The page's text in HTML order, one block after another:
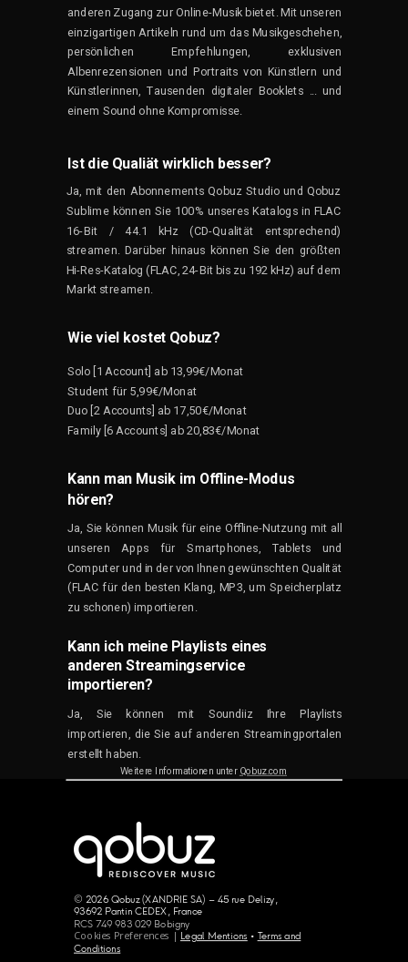
© 2026 Qobuz (XANDRIE SA) – 45 rue Delizy,
93692 Pantin CEDEX, France
RCS 749 983 029 Bobigny
Cookies Preferences | Legal Mentions •
Terms and
Conditions
anderen Zugang zur Online-Musik bietet. Mit unseren
einzigartigen Artikeln rund um das Musikgeschehen,
persönlichen Empfehlungen, exklusiven
Albenrezensionen und Portraits von Künstlern und
Künstlerinnen, Tausenden digitaler Booklets ... und
einem Sound ohne Kompromisse.
Ist die Qualiät wirklich besser?
Kann man Musik im Offline-Modus
hören?
Ja, mit den Abonnements Qobuz Studio und Qobuz
Sublime können Sie 100% unseres Katalogs in FLAC
16-Bit / 44.1 kHz (CD-Qualität entsprechend)
streamen. Darüber hinaus können Sie den größten
Hi-Res-Katalog (FLAC, 24-Bit bis zu 192 kHz) auf dem
Markt streamen.
Ja, Sie können Musik für eine Offline-Nutzung mit all
unseren Apps für Smartphones, Tablets und
Computer und in der von Ihnen gewünschten Qualität
(FLAC für den besten Klang, MP3, um Speicherplatz
zu schonen) importieren.
Kann ich meine Playlists eines
anderen Streamingservice
importieren?
Ja, Sie können mit Soundiiz Ihre Playlists
importieren, die Sie auf anderen Streamingportalen
erstellt haben.
Weitere Informationen unter Qobuz.com
Wie viel kostet Qobuz?
Solo [1 Account] ab 13,99€/Monat
Student für 5,99€/Monat
Duo [2 Accounts] ab 17,50€/Monat
Family [6 Accounts] ab 20,83€/Monat